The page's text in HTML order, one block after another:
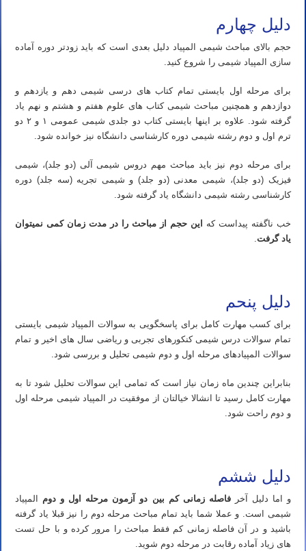
دلیل چهارم
حجم بالای مباحث شیمی المپیاد دلیل بعدی است که باید زودتر دوره آماده
سازی المپیاد شیمی را شروع کنید.
برای مرحله اول بایستی تمام کتاب های درسی شیمی دهم و یازدهم و
دوازدهم و همچنین مباحث شیمی کتاب های علوم هفتم و هشتم و نهم یاد
گرفته شود. علاوه بر اینها بایستی کتاب دو جلدی شیمی عمومی ۱ و ۲ دو
ترم اول و دوم رشته شیمی دوره کارشناسی دانشگاه نیز خوانده شود.
برای مرحله دوم نیز باید مباحث مهم دروس شیمی آلی (دو جلد)، شیمی
فیزیک (دو جلد)، شیمی معدنی (دو جلد) و شیمی تجریه (سه جلد) دوره
کارشناسی رشته شیمی دانشگاه یاد گرفته شود.
خب ناگفته پیداست که
این حجم از مباحث را در مدت زمان کمی نمیتوان
یاد گرفت.
دلیل پنحم
برای کسب مهارت کامل برای پاسخگویی به سوالات المپیاد شیمی بایستی
تمام سوالات درس شیمی کنکورهای تجربی و ریاضی سال های اخیر و تمام
سوالات المپیادهای مرحله اول و دوم شیمی تحلیل و بررسی شود.
بنابراین چندین ماه زمان نیاز است که تمامی این سوالات تحلیل شود تا به
مهارت کامل رسید تا انشالا خیالتان از موفقیت در المپیاد شیمی مرحله اول
و دوم راحت شود.
دلیل ششم
و اما دلیل آخرفاصله زمانی کم بین دو آزمون مرحله اول و دوم المپیاد
شیمی است. و عملا شما باید تمام مباحث مرحله دوم را نیز قبلا یاد گرفته
باشید و در آن فاصله زمانی کم فقط مباحث را مرور کرده و با حل تست
های زیاد آماده رقابت در مرحله دوم شوید.